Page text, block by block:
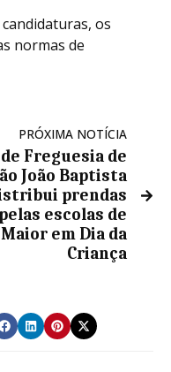
os
normas de
PRÓXIMA NOTÍCIA
Freguesia de
João Baptista
prendas
pelas escolas de
em Dia da
Criança